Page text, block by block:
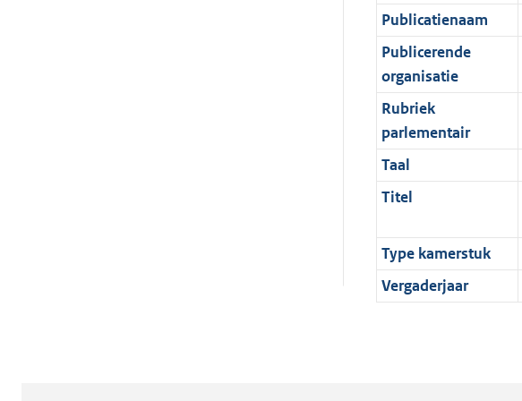
Publicatienaam
Publicerende
organisatie
Rubriek
parlementair
Taal
Titel
Type kamerstuk
Vergaderjaar